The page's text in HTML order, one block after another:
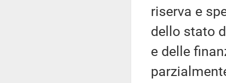
riserva e
dello stato
e delle